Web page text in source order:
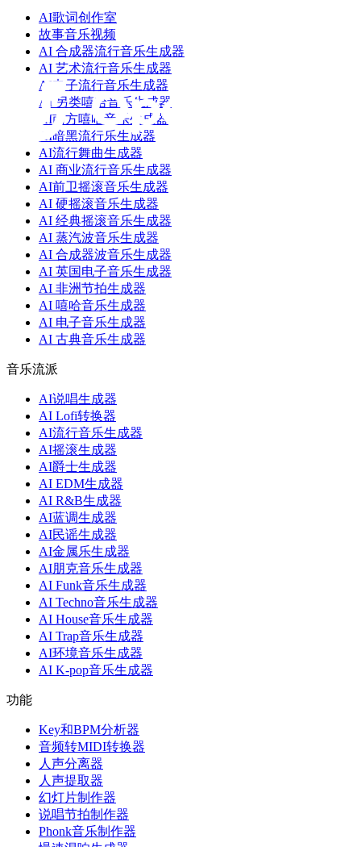
AI歌词创作室
故事音乐视频
AI 合成器流行音乐生成器
AI 艺术流行音乐生成器
AI电子流行音乐生成器
AI 另类嘻哈音乐生成器
AI南方嘻哈音乐生成器
AI暗黑流行乐生成器
AI流行舞曲生成器
AI 商业流行音乐生成器
AI前卫摇滚音乐生成器
AI 硬摇滚音乐生成器
AI 经典摇滚音乐生成器
AI 蒸汽波音乐生成器
AI 合成器波音乐生成器
AI 英国电子音乐生成器
AI 非洲节拍生成器
AI 嘻哈音乐生成器
AI 电子音乐生成器
AI 古典音乐生成器
音乐流派
AI说唱生成器
AI Lofi转换器
AI流行音乐生成器
AI摇滚生成器
AI爵士生成器
AI EDM生成器
AI R&B生成器
AI蓝调生成器
AI民谣生成器
AI金属乐生成器
AI朋克音乐生成器
AI Funk音乐生成器
AI Techno音乐生成器
AI House音乐生成器
AI Trap音乐生成器
AI环境音乐生成器
AI K-pop音乐生成器
功能
Key和BPM分析器
音频转MIDI转换器
人声分离器
人声提取器
幻灯片制作器
说唱节拍制作器
Phonk音乐制作器